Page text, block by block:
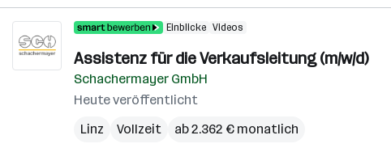
Einblicke Videos
Assistenz für die Verkaufsleitung (m/w/d)
Schachermayer GmbH
Heute veröffentlicht
Linz
Vollzeit ab 2.362 € monatlich